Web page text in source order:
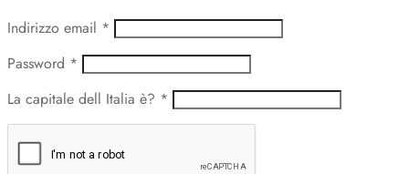
Indirizzo email *
Password *
La capitale dell Italia è? *